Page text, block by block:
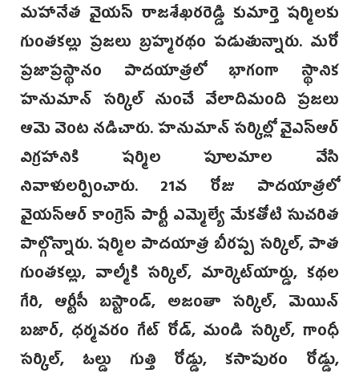
మహానేత వైయస్ రాజశేఖరరెడ్డి కుమార్తె షర్మిలకు
గుంతకల్లు ప్రజలు బ్రహ్మరథం పడుతున్నారు. మరో
ప్రజాప్రస్థానం పాదయాత్రలో భాగంగా స్థానిక
హనుమాన్ సర్కిల్ నుంచే వేలాదిమంది ప్రజలు
ఆమె వెంట నడిచారు. హనుమాన్ సర్కిల్లో వైఎస్ఆర్
విగ్రహానికి షర్మిల పూలమాల వేసి
నివాళులర్పించారు. 21వ రోజు పాదయాత్రలో
వైయస్ఆర్ కాంగ్రెస్ పార్టీ ఎమ్మెల్యే మేకతోటి సుచరిత
పాల్గొన్నారు. షర్మిల పాదయాత్ర బీరప్ప సర్కిల్, పాత
గుంతకల్లు, వాల్మీకి సర్కిల్, మార్కెట్‌యార్డు, కథల
గేరి, ఆర్టీసీ బస్టాండ్, అజంతా సర్కిల్, మెయిన్
బజార్, ధర్మవరం గేట్ రోడ్, మండి సర్కిల్, గాంధీ
సర్కిల్, ఓల్డు గుత్తి రోడ్డు, కసాపురం రోడ్డు,